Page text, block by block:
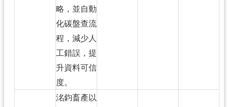
略，並自動
化碳盤查流
程，減少人
工錯誤，提
升資料可信
度。
洺鈞畜產以